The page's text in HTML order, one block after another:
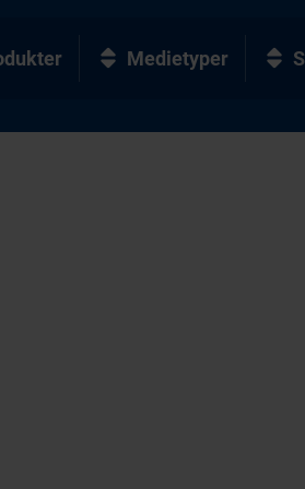
Medietyper